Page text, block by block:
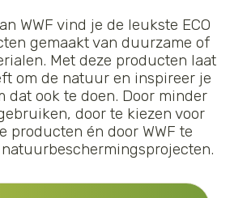
WWF vind je de leukste ECO
gemaakt van duurzame of
Met deze producten laat
om de natuur en inspireer je
dat ook te doen. Door minder
door te kiezen voor
producten én door WWF te